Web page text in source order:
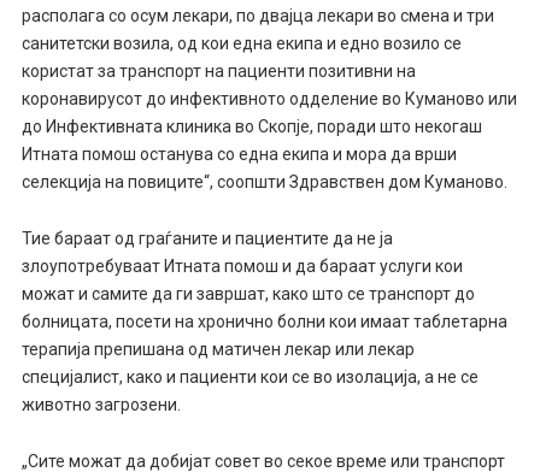
располага со осум лекари, по двајца лекари во смена и три
санитетски возила, од кои една екипа и едно возило се
користат за транспорт на пациенти позитивни на
коронавирусот до инфективното одделение во Куманово или
до Инфективната клиника во Скопје, поради што некогаш
Итната помош останува со една екипа и мора да врши
селекција на повиците“, соопшти Здравствен дом Куманово.
Тие бараат од граѓаните и пациентите да не ја
злоупотребуваат Итната помош и да бараат услуги кои
можат и самите да ги завршат, како што се транспорт до
болницата, посети на хронично болни кои имаат таблетарна
терапија препишана од матичен лекар или лекар
специјалист, како и пациенти кои се во изолација, а не се
животно загрозени.
„Сите можат да добијат совет во секое време или транспорт